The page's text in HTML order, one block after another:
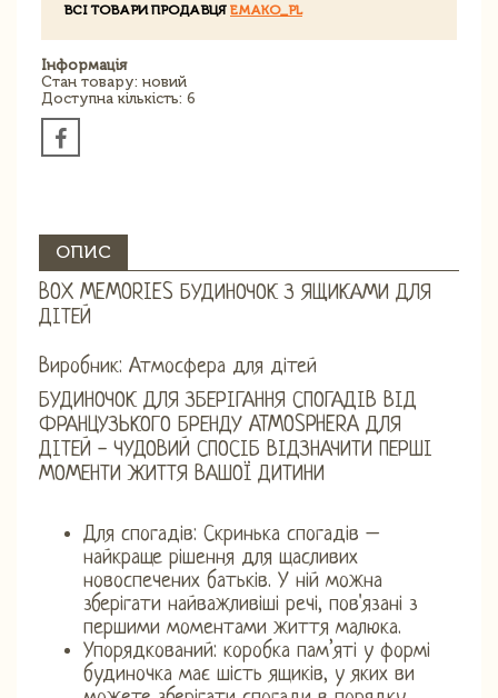
ВСІ ТОВАРИ ПРОДАВЦЯ EMAKO_PL
Інформація
Стан товару: новий
Доступна кількість: 6
ОПИС
BOX MEMORIES БУДИНОЧОК З ЯЩИКАМИ ДЛЯ
ДІТЕЙ
Виробник: Атмосфера для дітей
БУДИНОЧОК ДЛЯ ЗБЕРІГАННЯ СПОГАДІВ ВІД
ФРАНЦУЗЬКОГО БРЕНДУ ATMOSPHERA ДЛЯ
ДІТЕЙ - ЧУДОВИЙ СПОСІБ ВІДЗНАЧИТИ ПЕРШІ
МОМЕНТИ ЖИТТЯ ВАШОЇ ДИТИНИ
Для спогадів: Скринька спогадів –
найкраще рішення для щасливих
новоспечених батьків. У ній можна
зберігати найважливіші речі, пов'язані з
першими моментами життя малюка.
Упорядкований: коробка пам’яті у формі
будиночка має шість ящиків, у яких ви